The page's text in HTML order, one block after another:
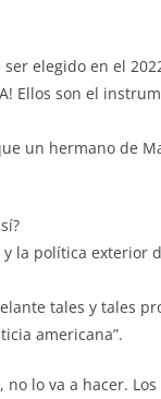
elegido en el
Ellos son el
un hermano de
la política exterior
tales y tales
americana”.
lo va a hacer.